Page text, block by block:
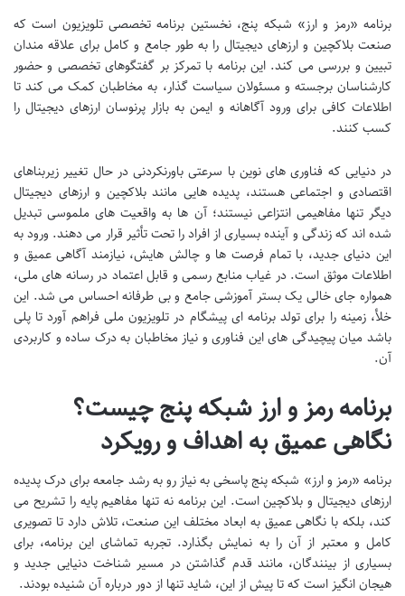
برنامه «رمز و ارز» شبکه پنج، نخستین برنامه تخصصی تلویزیون است که
صنعت بلاکچین و ارزهای دیجیتال را به طور جامع و کامل برای علاقه مندان
تبیین و بررسی می کند. این برنامه با تمرکز بر گفتگوهای تخصصی و حضور
کارشناسان برجسته و مسئولان سیاست گذار، به مخاطبان کمک می کند تا
اطلاعات کافی برای ورود آگاهانه و ایمن به بازار پرنوسان ارزهای دیجیتال را
کسب کنند.
در دنیایی که فناوری های نوین با سرعتی باورنکردنی در حال تغییر زیربناهای
اقتصادی و اجتماعی هستند، پدیده هایی مانند بلاکچین و ارزهای دیجیتال
دیگر تنها مفاهیمی انتزاعی نیستند؛ آن ها به واقعیت های ملموسی تبدیل
شده اند که زندگی و آینده بسیاری از افراد را تحت تأثیر قرار می دهند. ورود به
این دنیای جدید، با تمام فرصت ها و چالش هایش، نیازمند آگاهی عمیق و
اطلاعات موثق است. در غیاب منابع رسمی و قابل اعتماد در رسانه های ملی،
همواره جای خالی یک بستر آموزشی جامع و بی طرفانه احساس می شد. این
خلأ، زمینه را برای تولد برنامه ای پیشگام در تلویزیون ملی فراهم آورد تا پلی
باشد میان پیچیدگی های این فناوری و نیاز مخاطبان به درک ساده و کاربردی
آن.
برنامه رمز و ارز شبکه پنج چیست؟
نگاهی عمیق به اهداف و رویکرد
برنامه «رمز و ارز» شبکه پنج پاسخی به نیاز رو به رشد جامعه برای درک پدیده
ارزهای دیجیتال و بلاکچین است. این برنامه نه تنها مفاهیم پایه را تشریح می
کند، بلکه با نگاهی عمیق به ابعاد مختلف این صنعت، تلاش دارد تا تصویری
کامل و معتبر از آن را به نمایش بگذارد. تجربه تماشای این برنامه، برای
بسیاری از بینندگان، مانند قدم گذاشتن در مسیر شناخت دنیایی جدید و
هیجان انگیز است که تا پیش از این، شاید تنها از دور درباره آن شنیده بودند.